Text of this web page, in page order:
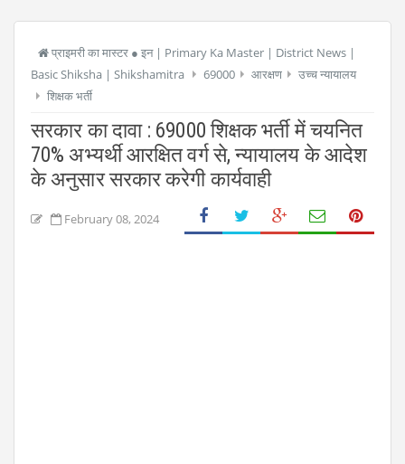
प्राइमरी का मास्टर ● इन | Primary Ka Master | District News |
Basic Shiksha | Shikshamitra
69000 आरक्षण
उच्च न्यायालय
शिक्षक भर्ती
सरकार का दावा : 69000 शिक्षक भर्ती में चयनित
70% अभ्यर्थी आरक्षित वर्ग से, न्यायालय के आदेश
के अनुसार सरकार करेगी कार्यवाही
February 08, 2024